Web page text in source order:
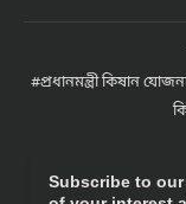
প্রধানমন্ত্রী কিষান
Subscribe to